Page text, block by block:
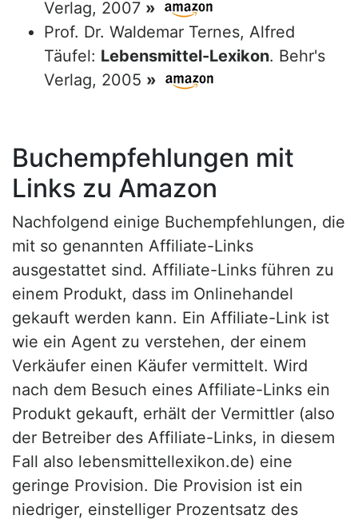
Verlag, 2007 »
Prof. Dr. Waldemar Ternes, Alfred
Täufel: Lebensmittel-Lexikon. Behr's
Verlag, 2005 »
Buchempfehlungen mit
Links zu Amazon
Nachfolgend einige Buchempfehlungen, die
mit so genannten Affiliate-Links
ausgestattet sind. Affiliate-Links führen zu
einem Produkt, dass im Onlinehandel
gekauft werden kann. Ein Affiliate-Link ist
wie ein Agent zu verstehen, der einem
Verkäufer einen Käufer vermittelt. Wird
nach dem Besuch eines Affiliate-Links ein
Produkt gekauft, erhält der Vermittler (also
der Betreiber des Affiliate-Links, in diesem
Fall also lebensmittellexikon.de) eine
geringe Provision. Die Provision ist ein
niedriger, einstelliger Prozentsatz des